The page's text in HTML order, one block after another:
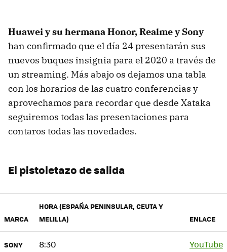
Huawei y su hermana Honor, Realme y Sony
han confirmado que el día 24 presentarán sus
nuevos buques insignia para el 2020 a través de
un streaming. Más abajo os dejamos una tabla
con los horarios de las cuatro conferencias y
aprovechamos para recordar que desde Xataka
seguiremos todas las presentaciones para
contaros todas las novedades.
El pistoletazo de salida
MARCA
HORA (ESPAÑA PENINSULAR, CEUTA Y
MELILLA)
ENLACE
SONY 8:30 YouTube